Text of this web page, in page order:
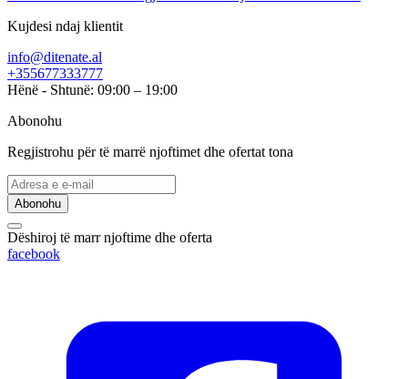
Kujdesi ndaj klientit
info@ditenate.al
+355677333777
Hënë - Shtunë: 09:00 – 19:00
Abonohu
Regjistrohu për të marrë njoftimet dhe ofertat tona
Abonohu
Dëshiroj të marr njoftime dhe oferta
facebook